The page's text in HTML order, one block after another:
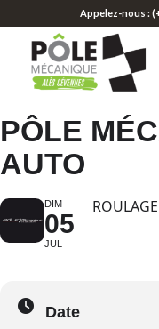
Appelez-nous :
PÔLE
AUTO
DIM
05
JUL
Date